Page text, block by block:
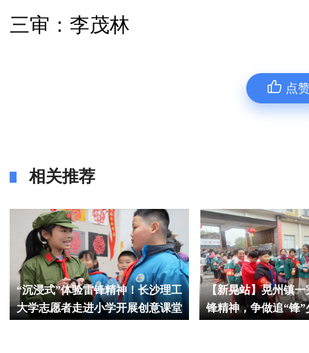
三审：李茂林
点
相关推荐
“沉浸式”体验雷锋精神！长沙理工
大学志愿者走进小学开展创意课堂
【新晃站】晃州镇一
锋精神，争做追“锋”